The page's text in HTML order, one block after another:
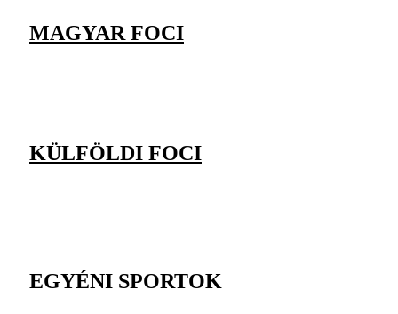
MAGYAR FOCI
KÜLFÖLDI FOCI
EGYÉNI SPORTOK